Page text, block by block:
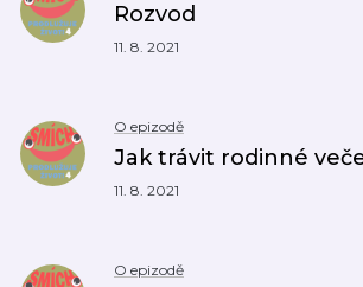
Rozvod
11. 8. 2021
O epizodě
Jak trávit rodinné
11. 8. 2021
O epizodě